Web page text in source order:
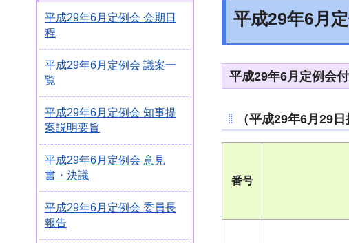
平成29年6月定例会 会期日
程
平成29年6月定例会 議案一
覧
平成29年6月定例会 知事提
案説明要旨
平成29年6月定例会 意見
書・決議
平成29年6月定例会 委員長
報告
平成29年6月
平成29年6月定例会
（平成29年6月29日
番号